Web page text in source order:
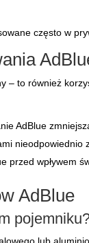
często w
to również
AdBlue
nieodpowiednio
przed wpływem
AdBlue